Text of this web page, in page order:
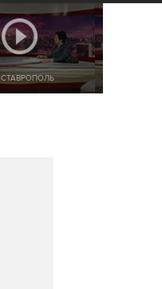
СТАВРОПОЛЬ